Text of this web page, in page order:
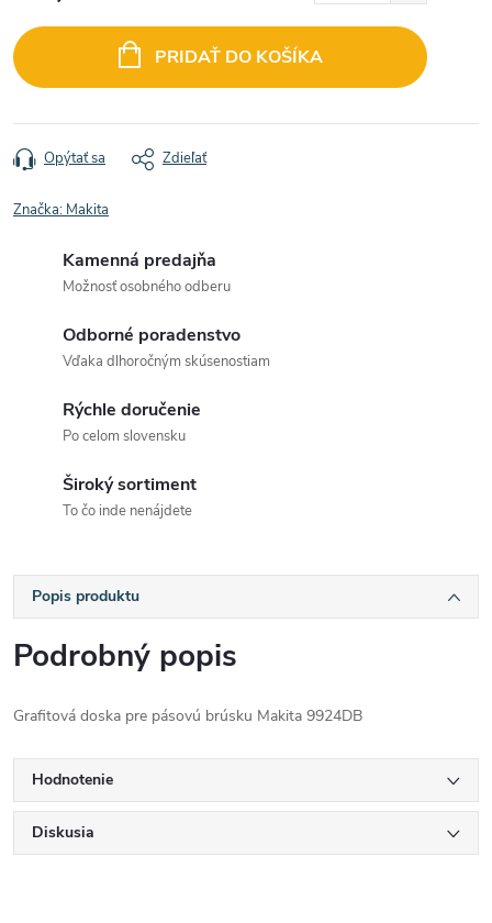
cena:
PRIDAŤ DO KOŠÍKA
Opýtať sa Zdieľať
Značka: Makita
Kamenná predajňa
Možnosť osobného odberu
Odborné poradenstvo
Vďaka dlhoročným skúsenostiam
Rýchle doručenie
Po celom slovensku
Široký sortiment
To čo inde nenájdete
Popis produktu
Podrobný popis
Grafitová doska pre pásovú brúsku Makita 9924DB
Hodnotenie
Diskusia